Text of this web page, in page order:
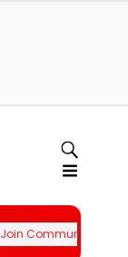
Join Community